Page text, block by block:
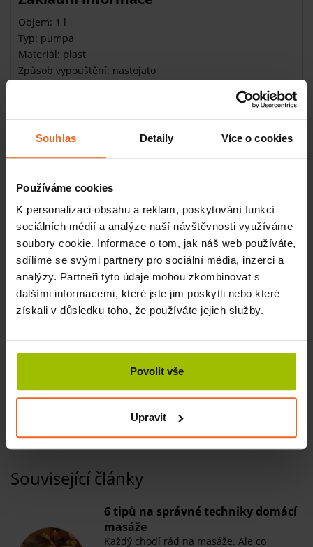
Souhlas Detaily Více o cookies
Používáme cookies
K personalizaci obsahu a reklam, poskytování funkcí
sociálních médií a analýze naší návštěvnosti využíváme
soubory cookie. Informace o tom, jak náš web používáte,
sdílíme se svými partnery pro sociální média, inzerci a
analýzy. Partneři tyto údaje mohou zkombinovat s
dalšími informacemi, které jste jim poskytli nebo které
získali v důsledku toho, že používáte jejich služby.
Povolit vše
Upravit
Objem: 1 l
Typ: pumpa
Materiál: plast
Způsob vypouštění: nastojato
Úsporu financí a čistý provoz zajistí i
dávkovací pumpa
Určitě to znáte také – určit správnou dávku masážního
tento problém jednou provždy díky dávkovací pumpě od
Zajistíte si tak
hygienické dávkování.
Na co se vám bude hodit dávkovací
pumpa
Dávkovací pumpa je vhodná na lahve produktů Spitzner o
objemu 1 l. Snadno ji našroubujete na hrdlo lahve.
Při jednom stlačení pumpy odměříte dávku cca 0,71 ml.
Skladování dávkovací pumpy
Pumpu skladujte na čistém a suchém místě při běžné
Související články
6 tipů na správné techniky domácí
masáže
Každý chodí rád na masáže. Ale co